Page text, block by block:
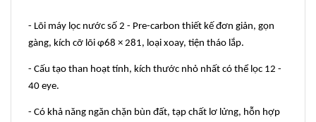
- Lõi máy lọc nước số 2 - Pre-carbon thiết kế đơn giản, gọn
gàng, kích cỡ lõi φ68 × 281, loại xoay, tiện tháo lắp.
- Cấu tạo than hoạt tính, kích thước nhỏ nhất có thể lọc 12 -
40 eye.
- Có khả năng ngăn chặn bùn đất, tạp chất lơ lửng, hỗn hợp